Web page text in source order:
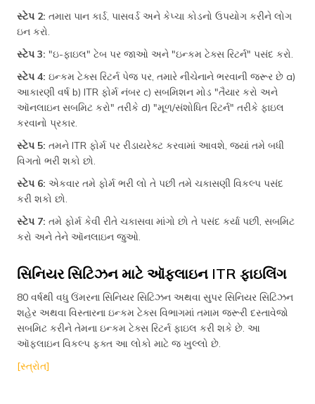
સ્ટેપ 2: તમારા પાન કાર્ડ, પાસવર્ડ અને કેપ્ચા કોડનો ઉપયોગ કરીને લોગ
ઇન કરો.
સ્ટેપ 3: "ઇ-ફાઇલ" ટેબ પર જાઓ અને "ઇન્કમ ટેક્સ રિટર્ન" પસંદ કરો.
સ્ટેપ 4: ઇન્કમ ટેક્સ રિટર્ન પેજ પર, તમારે નીચેનાને ભરવાની જરૂર છે a)
આકારણી વર્ષ b) ITR ફોર્મ નંબર c) સબમિશન મોડ "તૈયાર કરો અને
ઑનલાઇન સબમિટ કરો" તરીકે d) "મૂળ/સંશોધિત રિટર્ન" તરીકે ફાઇલ
કરવાનો પ્રકાર.
સ્ટેપ 5: તમને ITR ફોર્મ પર રીડાયરેક્ટ કરવામાં આવશે, જ્યાં તમે બધી
વિગતો ભરી શકો છો.
સ્ટેપ 6: એકવાર તમે ફોર્મ ભરી લો તે પછી તમે ચકાસણી વિકલ્પ પસંદ
કરી શકો છો.
સ્ટેપ 7: તમે ફોર્મ કેવી રીતે ચકાસવા માંગો છો તે પસંદ કર્યા પછી, સબમિટ
કરો અને તેને ઑનલાઇન જુઓ.
સિનિયર સિટિઝન માટે ઑફલાઇન ITR ફાઇલિંગ
80 વર્ષથી વધુ ઉંમરના સિનિયર સિટિઝન અથવા સુપર સિનિયર સિટિઝન
શહેર અથવા વિસ્તારના ઇન્કમ ટેક્સ વિભાગમાં તમામ જરૂરી દસ્તાવેજો
સબમિટ કરીને તેમના ઇન્કમ ટેક્સ રિટર્ન ફાઇલ કરી શકે છે. આ
ઑફલાઇન વિકલ્પ ફક્ત આ લોકો માટે જ ખુલ્લો છે.
[સ્ત્રોત]